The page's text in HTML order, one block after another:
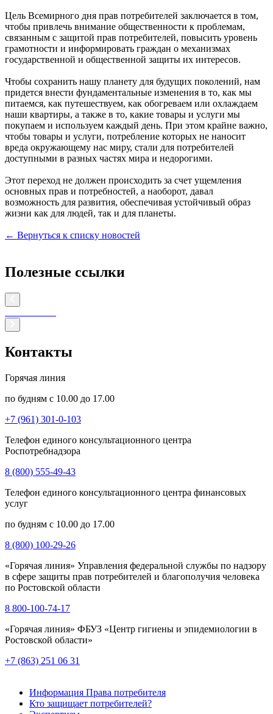
Цель Всемирного дня прав потребителей заключается в том,
чтобы привлечь внимание общественности к проблемам,
связанным с защитой прав потребителей, повысить уровень
грамотности и информировать граждан о механизмах
государственной и общественной защиты их интересов.
Чтобы сохранить нашу планету для будущих поколений, нам
придется внести фундаментальные изменения в то, как мы
питаемся, как путешествуем, как обогреваем или охлаждаем
наши квартиры, а также в то, какие товары и услуги мы
покупаем и используем каждый день. При этом крайне важно,
чтобы товары и услуги, потребление которых не наносит
вреда окружающему нас миру, стали для потребителей
доступными в разных частях мира и недорогими.
Этот переход не должен происходить за счет ущемления
основных прав и потребностей, а наоборот, давал
возможность для развития, обеспечивая устойчивый образ
жизни как для людей, так и для планеты.
← Вернуться к списку новостей
Полезные ссылки
Контакты
Горячая линия
по будням с 10.00 до 17.00
+7 (961) 301-0-103
Телефон единого консультационного центра
Роспотребнадзора
8 (800) 555-49-43
Телефон единого консультационного центра финансовых
услуг
по будням с 10.00 до 17.00
8 (800) 100-29-26
«Горячая линия» Управления федеральной службы по надзору
в сфере защиты прав потребителей и благополучия человека
по Ростовской области
8 800-100-74-17
«Горячая линия» ФБУЗ «Центр гигиены и эпидемиологии в
Ростовской области»
+7 (863) 251 06 31
Информация Права потребителя
Кто защищает потребителей?